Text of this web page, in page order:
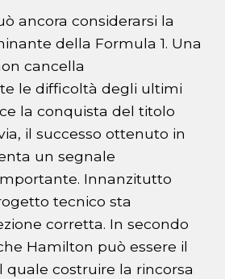
ancora considerarsi la
della Formula 1. Una
cancella
le difficoltà degli ultimi
la conquista del titolo
il successo ottenuto in
un segnale
Innanzitutto
tecnico sta
corretta. In secondo
Hamilton può essere il
quale costruire la rincorsa